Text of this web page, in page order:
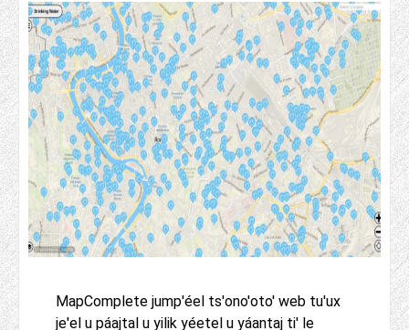
MapComplete jump'éel ts'ono'oto' web tu'ux
je'el u páajtal u yilik yéetel u yáantaj ti' le